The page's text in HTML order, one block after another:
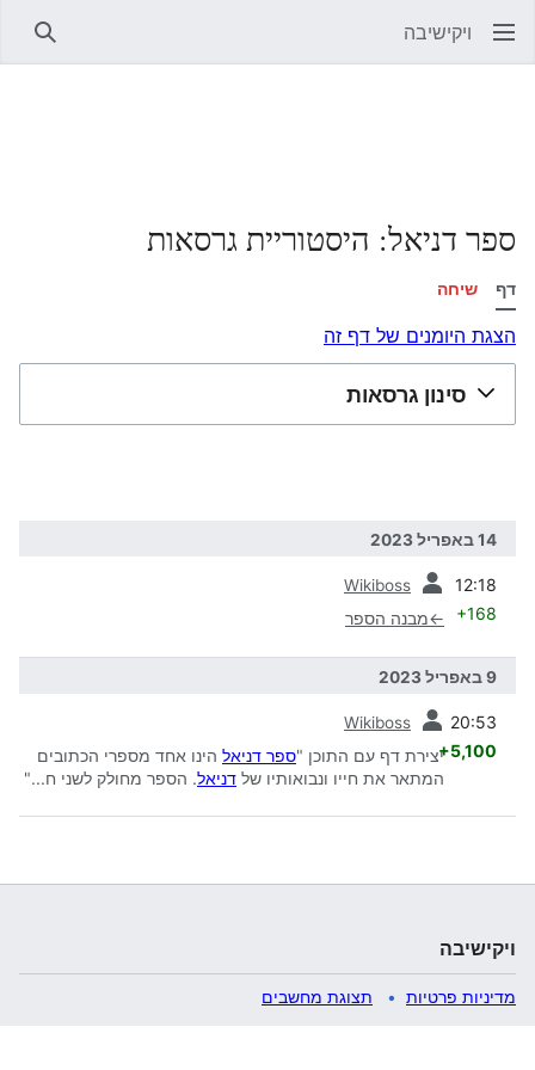
ויקישיבה
ספר דניאל: היסטוריית גרסאות
דף שיחה
הצגת היומנים של דף זה
סינון גרסאות
14 באפריל 2023
12:18
Wikiboss
+168
←מבנה הספר
9 באפריל 2023
20:53
Wikiboss
+5,100יצירת דף עם התוכן "ספר דניאל הינו אחד מספרי הכתובים
המתאר את חייו ונבואותיו של דניאל. הספר מחולק לשני ח..."
ויקישיבה
מדיניות פרטיות תצוגת מחשבים